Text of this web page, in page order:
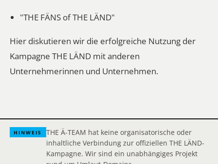
"THE FÄNS of THE LÄND"
Hier diskutieren wir die erfolgreiche Nutzung der
Kampagne THE LÄND mit anderen
Unternehmerinnen und Unternehmen.
HINWEIS
THE Ä-TEAM hat keine organisatorische oder
inhaltliche Verbindung zur offiziellen THE LÄND-
Kampagne. Wir sind ein unabhängiges Projekt